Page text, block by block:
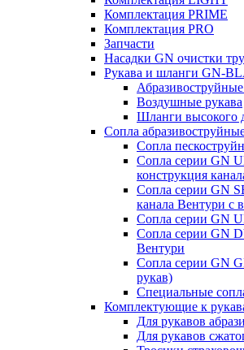
Комплектация PRIME
Комплектация PRO
Запчасти
Насадки GN очистки
Рукава и шланги GN-
Абразивоструйные
Воздушные рукава
Шланги высокого
Сопла
Сопла
Сопла серии GN
конструкция
Сопла серии GN
канала Вентури c
Сопла серии GN
Сопла серии GN
Вентури
Сопла серии GN
рукав)
Специальные
Комплектующие к
Для рукавов
Для рукавов